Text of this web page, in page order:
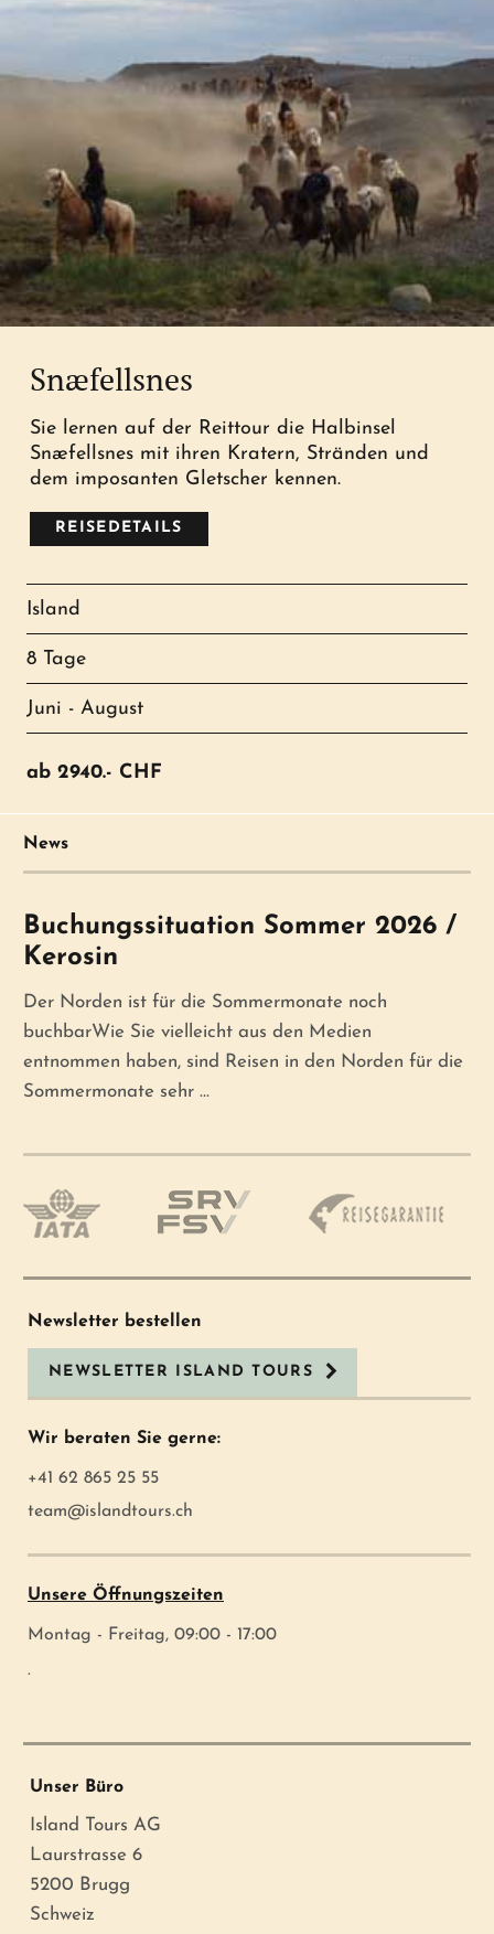
Snæfellsnes
Sie lernen auf der Reittour die Halbinsel
Snæfellsnes mit ihren Kratern, Stränden und
dem imposanten Gletscher kennen.
REISEDETAILS
Island
8 Tage
Juni - August
ab 2940.- CHF
News
Buchungssituation Sommer 2026 /
Kerosin
Der Norden ist für die Sommermonate noch
buchbarWie Sie vielleicht aus den Medien
entnommen haben, sind Reisen in den Norden für die
Sommermonate sehr ...
Newsletter bestellen
NEWSLETTER ISLAND TOURS
Wir beraten Sie gerne:
+41 62 865 25 55
team@islandtours.ch
Unsere Öffnungszeiten
Montag - Freitag, 09:00 - 17:00
.
Unser Büro
Island Tours AG
Laurstrasse 6
5200 Brugg
Schweiz